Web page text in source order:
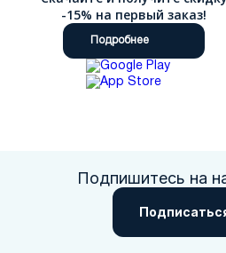
-15% на первый заказ!
Подробнее
Подпишитесь на